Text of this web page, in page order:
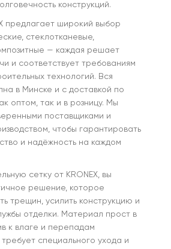
конструкций.
предлагает широкий выбор
стеклотканевые,
— каждая решает
и соответствует требованиям
технологий. Вся
в Минске и с доставкой по
оптом, так и в розницу. Мы
поставщиками и
чтобы гарантировать
и надёжность на каждом
сетку от KRONEX, вы
решение, которое
трещин, усилить конструкцию и
отделки. Материал прост в
к влаге и перепадам
специального ухода и